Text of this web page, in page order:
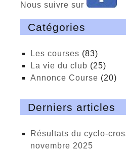
Nous suivre sur
Catégories
Les courses (83)
La vie du club (25)
Annonce Course (20)
Derniers articles
Résultats du cyclo-cross de Lézères du 02
novembre 2025